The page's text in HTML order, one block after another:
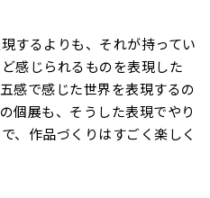
するよりも、それが持ってい
感じられるものを表現した
感で感じた世界を表現するの
個展も、そうした表現でやり
、作品づくりはすごく楽しく